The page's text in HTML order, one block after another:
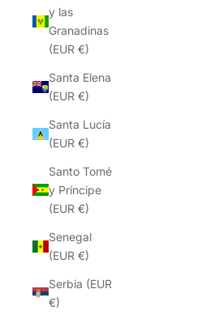
y las
Granadinas
(EUR €)
Santa Elena
(EUR €)
Santa Lucía
(EUR €)
Santo Tomé
y Príncipe
(EUR €)
Senegal
(EUR €)
Serbia (EUR
€)